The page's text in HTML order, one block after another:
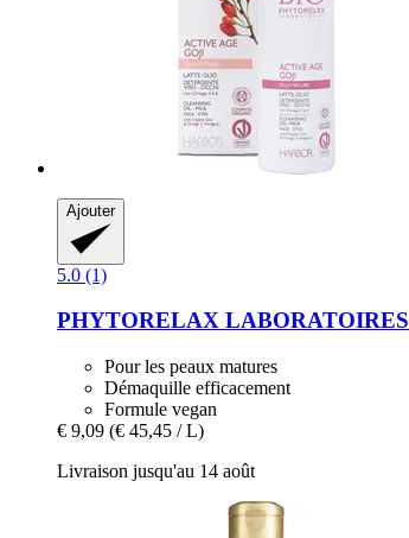
Ajouter
5.0 (1)
PHYTORELAX LABORATOIRES
Pour les peaux matures
Démaquille efficacement
Formule vegan
€ 9,09 (€ 45,45 / L)
Livraison jusqu'au 14 août